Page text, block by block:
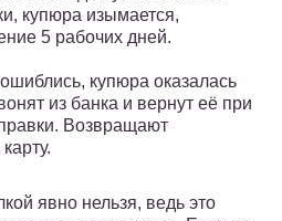
купюра изымается,
5 рабочих дней.
купюра оказалась
из банка и вернут её при
Возвращают
явно нельзя, ведь это